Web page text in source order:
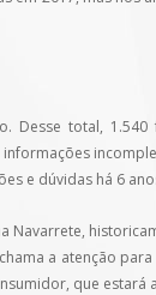
Desse total,
e dúvidas há 6
Navarrete,
a atenção
que estará